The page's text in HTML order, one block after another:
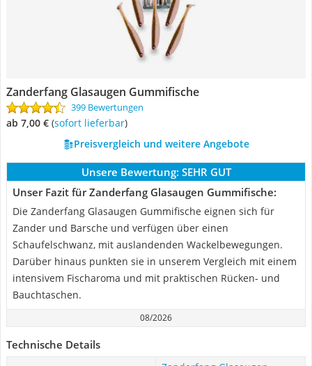
Zanderfang Glasaugen Gummifische
399 Bewertungen
ab 7,00 € ( Sofort lieferbar)
Preisvergleich und weitere Angebote
Unsere Bewertung: SEHR GUT
Unser Fazit für Zanderfang Glasaugen Gummifische:
Die Zanderfang Glasaugen Gummifische eignen sich für
Zander und Barsche und verfügen über einen
Schaufelschwanz, mit auslandenden Wackelbewegungen.
Darüber hinaus punkten sie in unserem Vergleich mit einem
intensivem Fischaroma und mit praktischen Rücken- und
Bauchtaschen.
08/2026
Technische Details